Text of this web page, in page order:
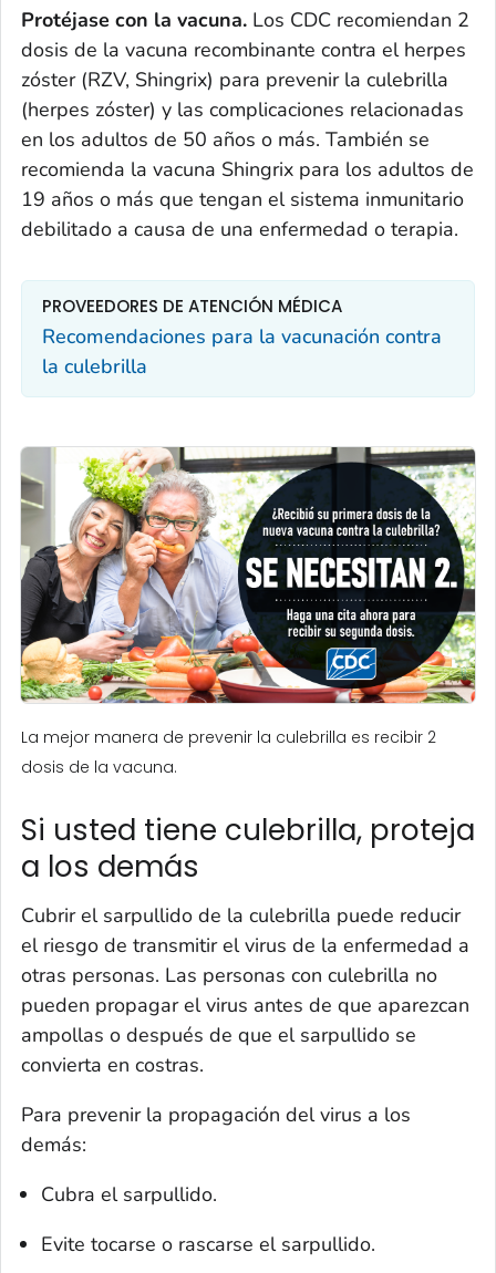
Protéjase con la vacuna. Los CDC recomiendan 2
dosis de la vacuna recombinante contra el herpes
zóster (RZV, Shingrix) para prevenir la culebrilla
(herpes zóster) y las complicaciones relacionadas
en los adultos de 50 años o más. También se
recomienda la vacuna Shingrix para los adultos de
19 años o más que tengan el sistema inmunitario
debilitado a causa de una enfermedad o terapia.
PROVEEDORES DE ATENCIÓN MÉDICA
Recomendaciones para la vacunación contra
la culebrilla
La mejor manera de prevenir la culebrilla es recibir 2
dosis de la vacuna.
Si usted tiene culebrilla, proteja
a los demás
Cubrir el sarpullido de la culebrilla puede reducir
el riesgo de transmitir el virus de la enfermedad a
otras personas. Las personas con culebrilla no
pueden propagar el virus antes de que aparezcan
ampollas o después de que el sarpullido se
convierta en costras.
Para prevenir la propagación del virus a los
demás:
Cubra el sarpullido.
Evite tocarse o rascarse el sarpullido.